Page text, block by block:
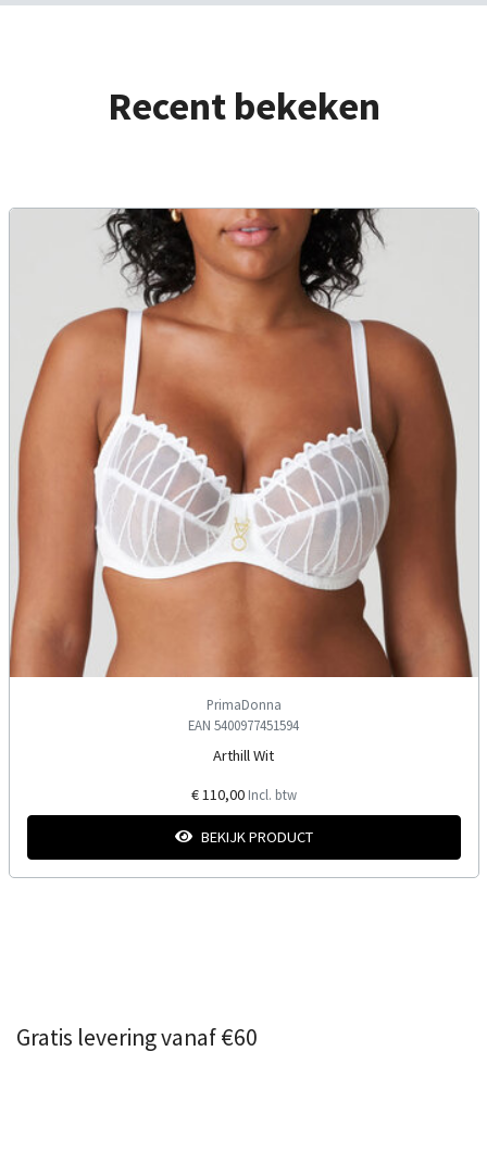
Recent bekeken
PrimaDonna
EAN 5400977451594
Arthill Wit
€ 110,00 Incl. btw
BEKIJK PRODUCT
Gratis levering vanaf €60